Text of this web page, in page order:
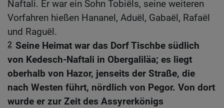
Naftali. Er war ein Sohn Tobiëls, seine weiteren
Vorfahren hießen Hananel, Aduël, Gabaël, Rafaël
und Raguël.
2 Seine Heimat war das Dorf Tischbe südlich
von Kedesch-Naftali in Obergaliläa; es liegt
oberhalb von Hazor, jenseits der Straße, die
nach Westen führt, nördlich von Pegor. Von dort
wurde er zur Zeit des Assyrerkönigs